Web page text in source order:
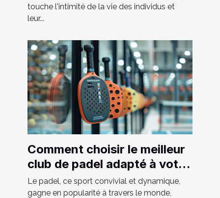
touche l'intimité de la vie des individus et
leur...
Comment choisir le meilleur
club de padel adapté à votre
niveau
Le padel, ce sport convivial et dynamique,
gagne en popularité à travers le monde,